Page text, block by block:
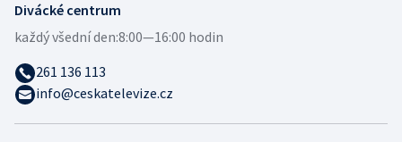
Divácké centrum
každý všední den:8:00—16:00 hodin
261 136 113
info@ceskatelevize.cz